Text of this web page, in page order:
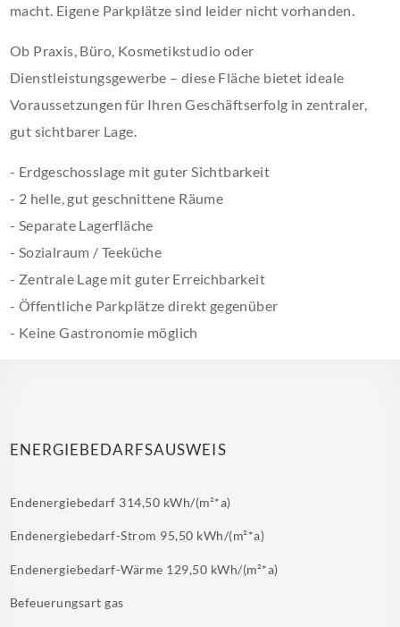
macht. Eigene Parkplätze sind leider nicht vorhanden.
Ob Praxis, Büro, Kosmetikstudio oder
Dienstleistungsgewerbe – diese Fläche bietet ideale
Voraussetzungen für Ihren Geschäftserfolg in zentraler,
gut sichtbarer Lage.
- Erdgeschosslage mit guter Sichtbarkeit
- 2 helle, gut geschnittene Räume
- Separate Lagerfläche
- Sozialraum / Teeküche
- Zentrale Lage mit guter Erreichbarkeit
- Öffentliche Parkplätze direkt gegenüber
- Keine Gastronomie möglich
ENERGIEBEDARFSAUSWEIS
Endenergiebedarf 314,50 kWh/(m²*a)
Endenergiebedarf-Strom 95,50 kWh/(m²*a)
Endenergiebedarf-Wärme 129,50 kWh/(m²*a)
Befeuerungsartgas